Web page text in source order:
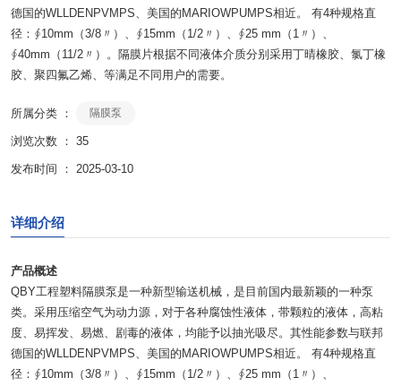
德国的WLLDENPVMPS、美国的MARIOWPUMPS相近。 有4种规格直
径：∮10mm（3/8〃）、∮15mm（1/2〃）、∮25 mm（1〃）、
∮40mm（11/2〃）。隔膜片根据不同液体介质分别采用丁晴橡胶、氯丁橡
胶、聚四氟乙烯、等满足不同用户的需要。
所属分类 ： 隔膜泵
浏览次数 ： 35
发布时间 ： 2025-03-10
详细介绍
产品概述
QBY工程塑料隔膜泵是一种新型输送机械，是目前国内最新颖的一种泵
类。采用压缩空气为动力源，对于各种腐蚀性液体，带颗粒的液体，高粘
度、易挥发、易燃、剧毒的液体，均能予以抽光吸尽。其性能参数与联邦
德国的WLLDENPVMPS、美国的MARIOWPUMPS相近。 有4种规格直
径：∮10mm（3/8〃）、∮15mm（1/2〃）、∮25 mm（1〃）、